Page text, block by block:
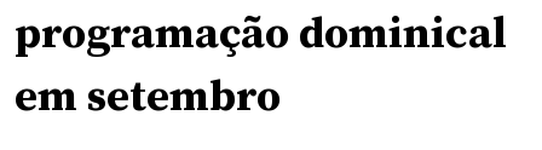
programação dominical
em setembro